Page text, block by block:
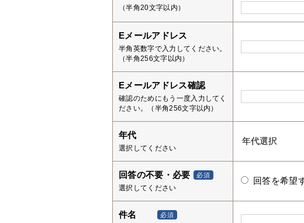
（半角20文字以内）
Eメールアドレス
半角英数字で入力してください。
（半角256文字以内）
Eメールアドレス確認
確認のためにもう一度入力してく
ださい。（半角256文字以内）
年代
選択してください
回答の不要・必要 必須
選択してください
回答を希望
件名 必須